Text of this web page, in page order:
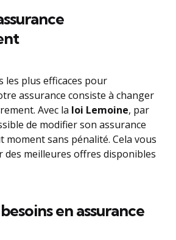
les plus efficaces pour
assurance consiste à changer
Avec la loi Lemoine, par
de modifier son assurance
sans pénalité. Cela vous
meilleures offres disponibles
en assurance